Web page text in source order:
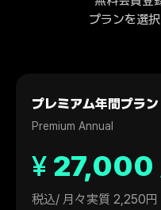
プランを選
プレミアム年間プラン
Premium Annual
¥ 27,000
税込/ 月々実質 2,250円